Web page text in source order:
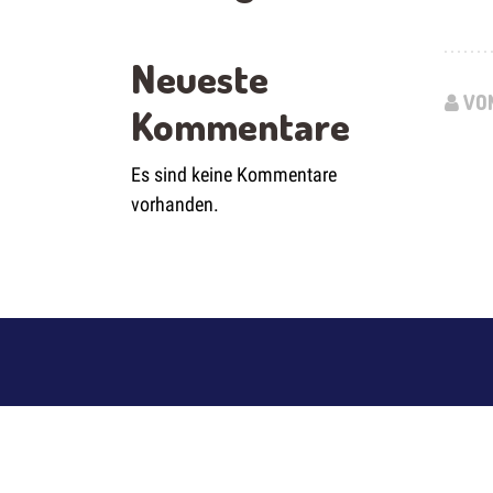
Neueste
Kommentare
Es sind keine Kommentare
vorhanden.